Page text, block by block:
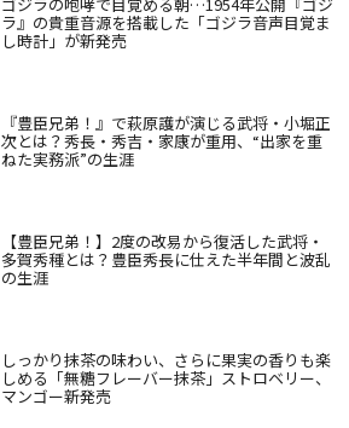
ラ』の貴重音源を搭載した「ゴジラ音声目覚ま
し時計」が新発売
『豊臣兄弟！』で萩原護が演じる武将・小堀正
次とは？秀長・秀吉・家康が重用、“出家を重
ねた実務派”の生涯
【豊臣兄弟！】2度の改易から復活した武将・
多賀秀種とは？豊臣秀長に仕えた半年間と波乱
の生涯
しっかり抹茶の味わい、さらに果実の香りも楽
しめる「無糖フレーバー抹茶」ストロベリー、
マンゴー新発売